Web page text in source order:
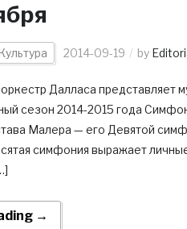
2014-09-19 by
Далласа представляет
сезон 2014-2015 года
Малера — его Девятой
симфония выражает
→